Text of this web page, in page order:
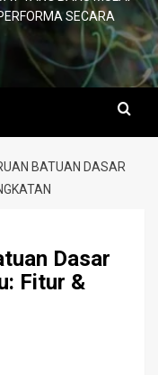
SECARA
BATUAN DASAR
Dasar
Fitur &